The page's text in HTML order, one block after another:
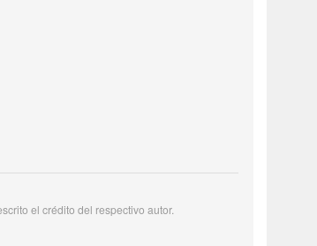
el crédito del respectivo autor.